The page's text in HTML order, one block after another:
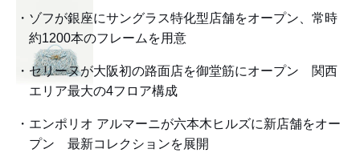
ゾフが銀座にサングラス特化型店舗をオープン、常時
約1200本のフレームを用意
セリーヌが大阪初の路面店を御堂筋にオープン 関西
エリア最大の4フロア構成
エンポリオ アルマーニが六本木ヒルズに新店舗をオー
プン 最新コレクションを展開